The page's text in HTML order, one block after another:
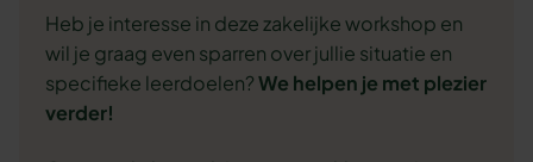
Heb je interesse in deze zakelijke workshop en
wil je graag even sparren over jullie situatie en
specifieke leerdoelen?We helpen je met plezier
verder!